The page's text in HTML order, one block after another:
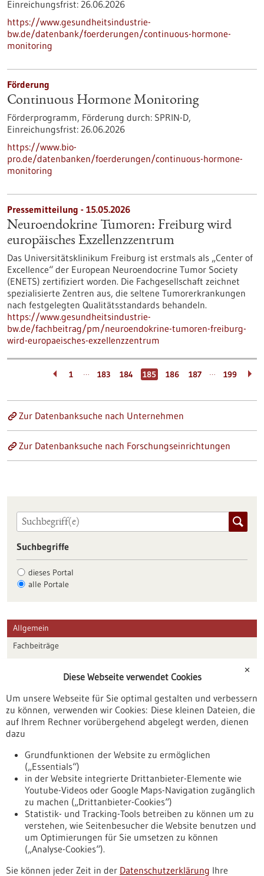
Einreichungsfrist: 26.06.2026
https://www.gesundheitsindustrie-
bw.de/datenbank/foerderungen/continuous-hormone-
monitoring
Förderung
Continuous Hormone Monitoring
Förderprogramm, Förderung durch: SPRIN-D,
Einreichungsfrist: 26.06.2026
https://www.bio-
pro.de/datenbanken/foerderungen/continuous-hormone-
monitoring
Pressemitteilung - 15.05.2026
Neuroendokrine Tumoren: Freiburg wird
europäisches Exzellenzzentrum
Das Universitätsklinikum Freiburg ist erstmals als „Center of
Excellence“ der European Neuroendocrine Tumor Society
(ENETS) zertifiziert worden. Die Fachgesellschaft zeichnet
spezialisierte Zentren aus, die seltene Tumorerkrankungen
nach festgelegten Qualitätsstandards behandeln.
https://www.gesundheitsindustrie-
bw.de/fachbeitrag/pm/neuroendokrine-tumoren-freiburg-
wird-europaeisches-exzellenzzentrum
1 … 183 184 185 186 187 … 199
Zur Datenbanksuche nach Unternehmen
Zur Datenbanksuche nach Forschungseinrichtungen
Suchbegriffe
dieses Portal
alle Portale
Allgemein
Fachbeiträge
Veranstaltungen
Erscheinungsdatum
Nach oben
✕
Diese Webseite verwendet Cookies
Um unsere Webseite für Sie optimal gestalten und verbessern
zu können, verwenden wir Cookies: Diese kleinen Dateien, die
auf Ihrem Rechner vorübergehend abgelegt werden, dienen
dazu
Grundfunktionen der Website zu ermöglichen
(„Essentials“)
in der Website integrierte Drittanbieter-Elemente wie
Youtube-Videos oder Google Maps-Navigation zugänglich
zu machen („Drittanbieter-Cookies“)
Statistik- und Tracking-Tools betreiben zu können um zu
verstehen, wie Seitenbesucher die Website benutzen und
um Optimierungen für Sie umsetzen zu können
(„Analyse-Cookies“).
Sie können jeder Zeit in der Datenschutzerklärung Ihre